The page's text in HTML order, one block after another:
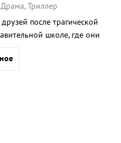
Триллер
после трагической
школе, где они